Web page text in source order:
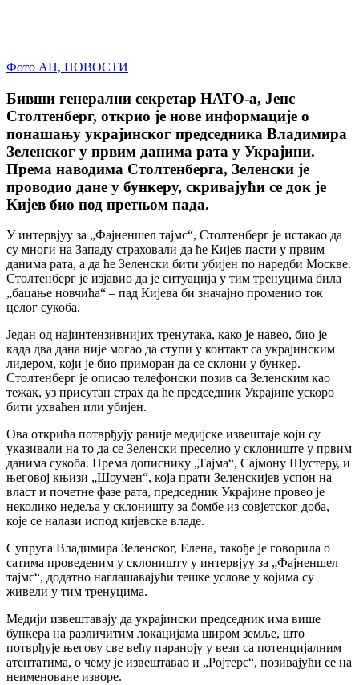
Фото АП, НОВОСТИ
Бивши генерални секретар НАТО-а, Јенс
Столтенберг, открио је нове информације о
понашању украјинског председника Владимира
Зеленског у првим данима рата у Украјини.
Према наводима Столтенберга, Зеленски је
проводио дане у бункеру, скривајући се док је
Кијев био под претњом пада.
У интервјуу за „Фајненшел тајмс“, Столтенберг је истакао да
су многи на Западу страховали да ће Кијев пасти у првим
данима рата, а да ће Зеленски бити убијен по наредби Москве.
Столтенберг је изјавио да је ситуација у тим тренуцима била
„бацање новчића“ – пад Кијева би значајно променио ток
целог сукоба.
Један од најинтензивнијих тренутака, како је навео, био је
када два дана није могао да ступи у контакт са украјинским
лидером, који је био приморан да се склони у бункер.
Столтенберг је описао телефонски позив са Зеленским као
тежак, уз присутан страх да ће председник Украјине ускоро
бити ухваћен или убијен.
Ова открића потврђују раније медијске извештаје који су
указивали на то да се Зеленски преселио у склониште у првим
данима сукоба. Према дописнику „Тајма“, Сајмону Шустеру, и
његовој књизи „Шоумен“, која прати Зеленскијев успон на
власт и почетне фазе рата, председник Украјине провео је
неколико недеља у склоништу за бомбе из совјетског доба,
које се налази испод кијевске владе.
Супруга Владимира Зеленског, Елена, такође је говорила о
сатима проведеним у склоништу у интервјуу за „Фајненшел
тајмс“, додатно наглашавајући тешке услове у којима су
живели у тим тренуцима.
Медији извештавају да украјински председник има више
бункера на различитим локацијама широм земље, што
потврђује његову све већу параноју у вези са потенцијалним
атентатима, о чему је извештавао и „Ројтерс“, позивајући се на
неименоване изворе.